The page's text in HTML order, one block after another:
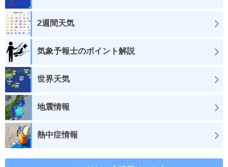
2週間天気
気象予報士のポイント解説
世界天気
地震情報
熱中症情報